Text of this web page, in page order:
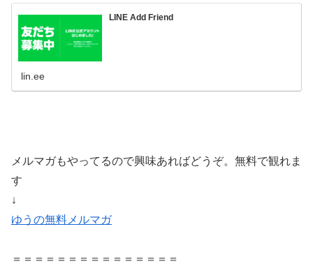
LINE Add Friend
lin.ee
メルマガもやってるので興味あればどうぞ。無料で観れま
す
↓
ゆうの無料メルマガ
＝＝＝＝＝＝＝＝＝＝＝＝＝＝＝